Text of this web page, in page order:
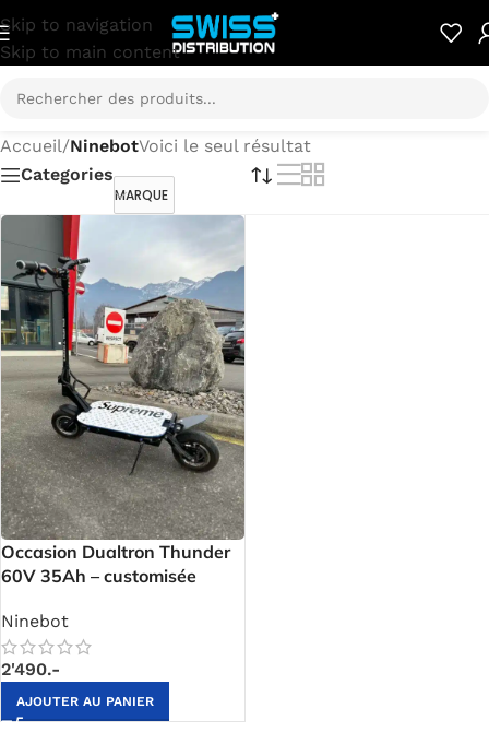
Skip to navigation
Skip to main content
Accueil/NinebotVoici le seul résultat
Categories
MARQUE
Occasion Dualtron Thunder
60V 35Ah – customisée
Ninebot
2'490.-
AJOUTER AU PANIER